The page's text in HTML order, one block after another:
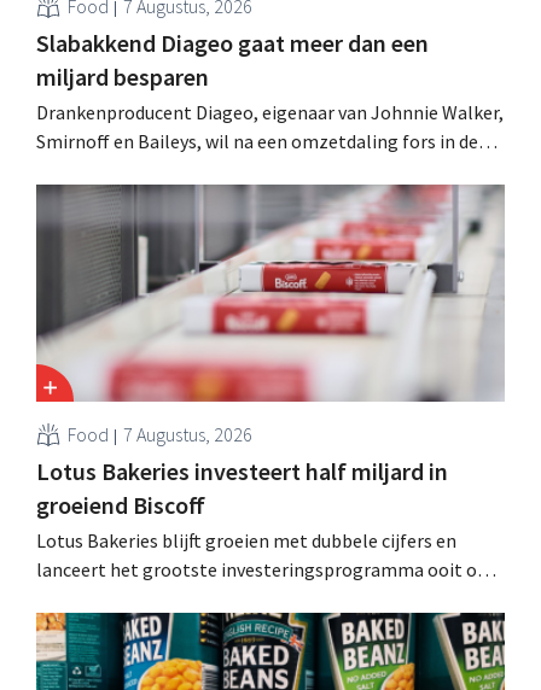
Food 7 Augustus, 2026
Slabakkend Diageo gaat meer dan een
miljard besparen
Drankenproducent Diageo, eigenaar van Johnnie Walker,
Smirnoff en Baileys, wil na een omzetdaling fors in de
andere Guiness en voorgemixte cocktails.
Food 7 Augustus, 2026
Lotus Bakeries investeert half miljard in
groeiend Biscoff
Lotus Bakeries blijft groeien met dubbele cijfers en
lanceert het grootste investeringsprogramma ooit om
moeten dit momentum grijpen”.